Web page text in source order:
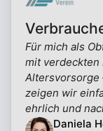
Für mich als
mit verdeckten
Altersvorsorge
zeigen wir
ehrlich und
Daniela